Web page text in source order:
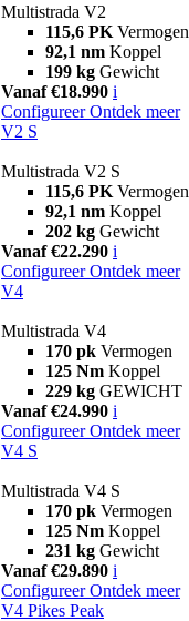
Multistrada V2
115,6 PK Vermogen
92,1 nm Koppel
199 kg Gewicht
Vanaf €18.990 i
Configureer Ontdek meer
V2 S
Multistrada V2 S
115,6 PK Vermogen
92,1 nm Koppel
202 kg Gewicht
Vanaf €22.290 i
Configureer Ontdek meer
V4
Multistrada V4
170 pk Vermogen
125 Nm Koppel
229 kg GEWICHT
Vanaf €24.990 i
Configureer Ontdek meer
V4 S
Multistrada V4 S
170 pk Vermogen
125 Nm Koppel
231 kg Gewicht
Vanaf €29.890 i
Configureer Ontdek meer
V4 Pikes Peak